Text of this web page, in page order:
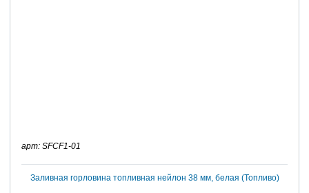
арт: SFCF1-01
Заливная горловина топливная нейлон 38 мм, белая (Топливо)